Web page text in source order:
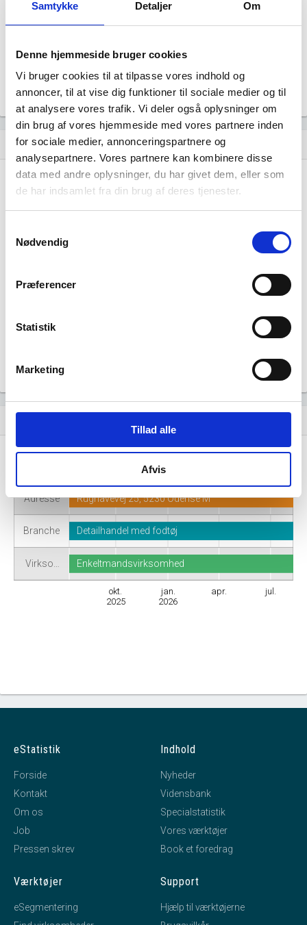
Samtykke Detaljer Om
Denne hjemmeside bruger cookies
Vi bruger cookies til at tilpasse vores indhold og
annoncer, til at vise dig funktioner til sociale medier og til
at analysere vores trafik. Vi deler også oplysninger om
din brug af vores hjemmeside med vores partnere inden
for sociale medier, annonceringspartnere og
analysepartnere. Vores partnere kan kombinere disse
data med andre oplysninger, du har givet dem, eller som
de har indsamlet fra din brug af deres tjenester.
Nødvendig
Præferencer
Statistik
Marketing
Tillad alle
Afvis
Uoplyst
Formål
Uoplyst
Tegningsregel
Uoplyst
show_chart Udvikling i antal ansatte
beskæftigelse endnu. Vi kan derfor ikke
generere figuren for denne virksomhed.
Adresse
Branche
Virkso…
okt.
2025
jan.
2026
apr. jul.
Rughavevej 25, 5230 Odense M
Detailhandel med fodtøj
Enkeltmandsvirksomhed
eStatistik
Forside
Kontakt
Om os
Job
Pressen skrev
Indhold
Nyheder
Vidensbank
Specialstatistik
Vores værktøjer
Book et foredrag
Værktøjer
eSegmentering
Support
Hjælp til værktøjerne